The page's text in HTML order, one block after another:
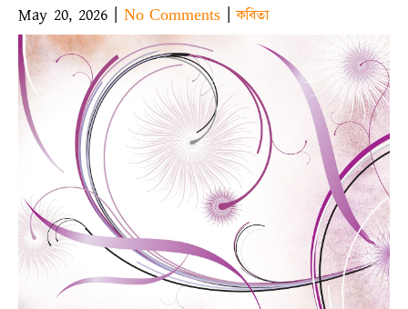
May 20, 2026 | No Comments |কবিতা